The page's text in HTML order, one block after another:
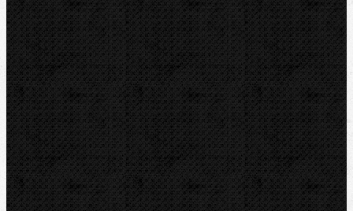
HEUER
IRWIN
RYOBI
Kontakt
NIPO, s.r.o